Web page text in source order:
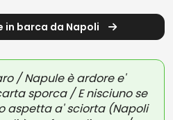
in barca da Napoli
/ Napule è ardore e'
sporca / E nisciuno se
aspetta a' sciorta (Napoli